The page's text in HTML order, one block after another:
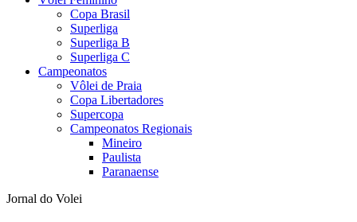
Copa Brasil
Superliga
Superliga B
Superliga C
Campeonatos
Vôlei de Praia
Copa Libertadores
Supercopa
Campeonatos Regionais
Mineiro
Paulista
Paranaense
Jornal do Volei